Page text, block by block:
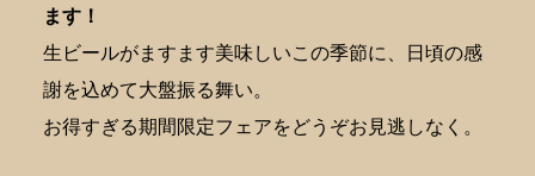
ます！
生ビールがますます美味しいこの季節に、日頃の感
謝を込めて大盤振る舞い。
お得すぎる期間限定フェアをどうぞお見逃しなく。